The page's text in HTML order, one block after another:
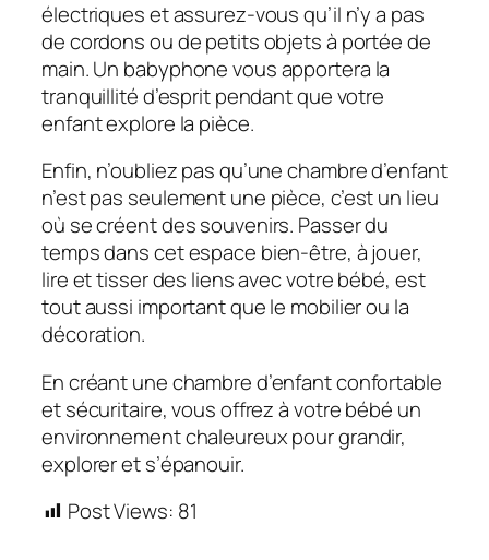
électriques et assurez-vous qu’il n’y a pas
de cordons ou de petits objets à portée de
main. Un babyphone vous apportera la
tranquillité d’esprit pendant que votre
enfant explore la pièce.
Enfin, n’oubliez pas qu’une chambre d’enfant
n’est pas seulement une pièce, c’est un lieu
où se créent des souvenirs. Passer du
temps dans cet espace bien-être, à jouer,
lire et tisser des liens avec votre bébé, est
tout aussi important que le mobilier ou la
décoration.
En créant une chambre d’enfant confortable
et sécuritaire, vous offrez à votre bébé un
environnement chaleureux pour grandir,
explorer et s’épanouir.
Post Views: 81